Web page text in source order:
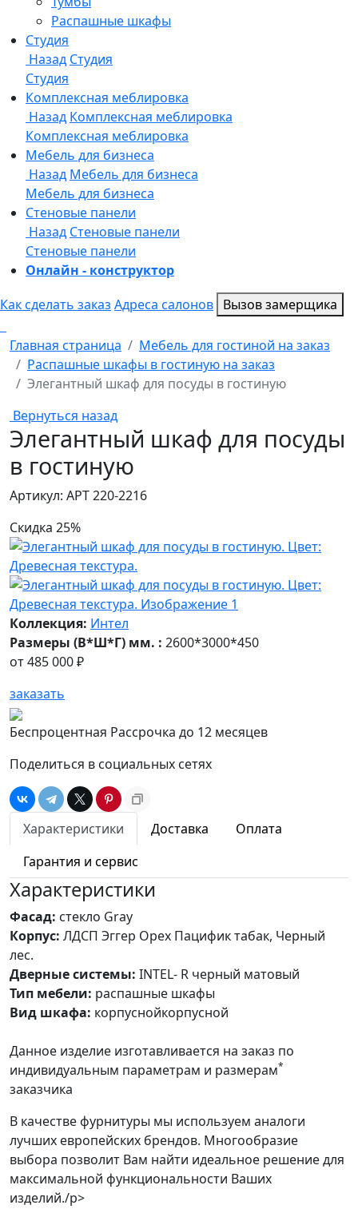
Онлайн - конструктор
Как сделать заказ Адреса салонов Вызов замерщика
Главная страница
Мебель для гостиной на заказ
Распашные шкафы в гостиную на заказ
Элегантный шкаф для посуды в гостиную
Вернуться назад
Элегантный шкаф для посуды
в гостиную
Артикул: АРТ 220-2216
Скидка 25%
Коллекция: Интел
Размеры (В*Ш*Г) мм. : 2600*3000*450
от485 000 ₽
заказать
Беспроцентная Рассрочка до 12 месяцев
Поделиться в социальных сетях
Характеристики Доставка
Оплата
Гарантия и сервис
Характеристики
Фасад: стекло Gray
Корпус: ЛДСП Эггер Орех Пацифик табак, Черный
лес.
Дверные системы: INTEL- R черный матовый
Тип мебели: распашные шкафы
Вид шкафа: корпуснойкорпусной
Данное изделие изготавливается на заказ по
индивидуальным параметрам и размерам*
заказчика
В качестве фурнитуры мы используем аналоги
лучших европейских брендов. Многообразие
выбора позволит Вам найти идеальное решение для
максимальной функциональности Ваших
изделий./p>